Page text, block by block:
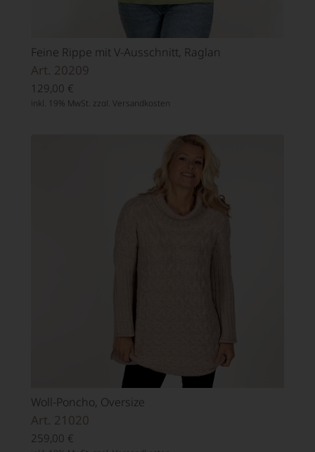
Feine Rippe mit V-Ausschnitt, Raglan
Art. 20209
129,00 €
inkl. 19% MwSt. zzgl. Versandkosten
Woll-Poncho, Oversize
Art. 21020
259,00 €